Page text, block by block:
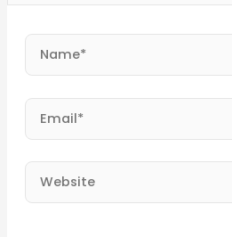
Name*
Email*
Website